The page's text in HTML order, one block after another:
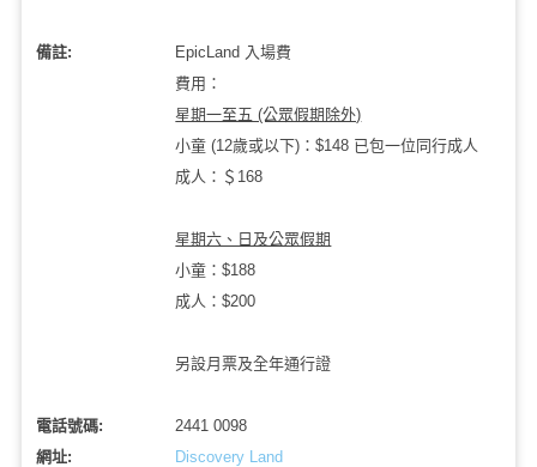
備註:
EpicLand 入場費
費用：
星期一至五 (公眾假期除外)
小童 (12歲或以下)：$148 已包一位同行成人
成人：＄168
星期六、日及公眾假期
小童：$188
成人：$200
另設月票及全年通行證
電話號碼:
2441 0098
網址:
Discovery Land